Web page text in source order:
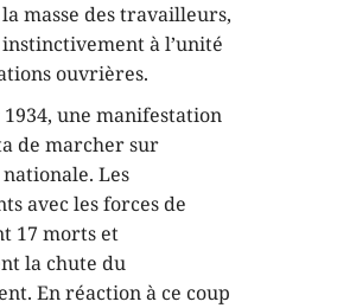
masse des travailleurs,
à l’unité
ouvrières.
une manifestation
de marcher sur
nationale. Les
avec les forces de
17 morts et
la chute du
En réaction à ce coup